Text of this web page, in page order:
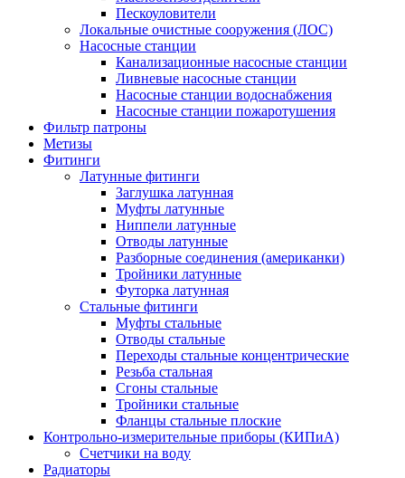
Пескоуловители
Локальные очистные сооружения (ЛОС)
Насосные станции
Канализационные насосные станции
Ливневые насосные станции
Насосные станции водоснабжения
Насосные станции пожаротушения
Фильтр патроны
Метизы
Фитинги
Латунные фитинги
Заглушка латунная
Муфты латунные
Ниппели латунные
Отводы латунные
Разборные соединения (американки)
Тройники латунные
Футорка латунная
Стальные фитинги
Муфты стальные
Отводы стальные
Переходы стальные концентрические
Резьба стальная
Сгоны стальные
Тройники стальные
Фланцы стальные плоские
Контрольно-измерительные приборы (КИПиА)
Счетчики на воду
Радиаторы